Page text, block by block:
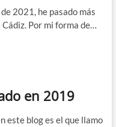
2021, he pasado más
Por mi forma de…
en 2019
este blog es el que llamo